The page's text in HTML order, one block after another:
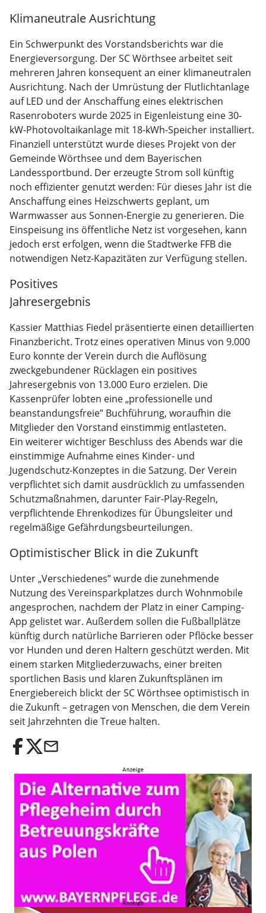
Klimaneutrale Ausrichtung
Ein Schwerpunkt des Vorstandsberichts war die
Energieversorgung. Der SC Wörthsee arbeitet seit
mehreren Jahren konsequent an einer klimaneutralen
Ausrichtung. Nach der Umrüstung der Flutlichtanlage
auf LED und der Anschaffung eines elektrischen
Rasenroboters wurde 2025 in Eigenleistung eine 30-
kW-Photovoltaikanlage mit 18-kWh-Speicher installiert.
Finanziell unterstützt wurde dieses Projekt von der
Gemeinde Wörthsee und dem Bayerischen
Landessportbund. Der erzeugte Strom soll künftig
noch effizienter genutzt werden: Für dieses Jahr ist die
Anschaffung eines Heizschwerts geplant, um
Warmwasser aus Sonnen-Energie zu generieren. Die
Einspeisung ins öffentliche Netz ist vorgesehen, kann
jedoch erst erfolgen, wenn die Stadtwerke FFB die
notwendigen Netz-Kapazitäten zur Verfügung stellen.
Positives
Jahresergebnis
Kassier Matthias Fiedel präsentierte einen detaillierten
Finanzbericht. Trotz eines operativen Minus von 9.000
Euro konnte der Verein durch die Auflösung
zweckgebundener Rücklagen ein positives
Jahresergebnis von 13.000 Euro erzielen. Die
Kassenprüfer lobten eine „professionelle und
beanstandungsfreie” Buchführung, woraufhin die
Mitglieder den Vorstand einstimmig entlasteten.
Ein weiterer wichtiger Beschluss des Abends war die
einstimmige Aufnahme eines Kinder- und
Jugendschutz-Konzeptes in die Satzung. Der Verein
verpflichtet sich damit ausdrücklich zu umfassenden
Schutzmaßnahmen, darunter Fair-Play-Regeln,
verpflichtende Ehrenkodizes für Übungsleiter und
regelmäßige Gefährdungsbeurteilungen.
Optimistischer Blick in die Zukunft
Unter „Verschiedenes” wurde die zunehmende
Nutzung des Vereinsparkplatzes durch Wohnmobile
angesprochen, nachdem der Platz in einer Camping-
App gelistet war. Außerdem sollen die Fußballplätze
künftig durch natürliche Barrieren oder Pflöcke besser
vor Hunden und deren Haltern geschützt werden. Mit
einem starken Mitgliederzuwachs, einer breiten
sportlichen Basis und klaren Zukunftsplänen im
Energiebereich blickt der SC Wörthsee optimistisch in
die Zukunft – getragen von Menschen, die dem Verein
seit Jahrzehnten die Treue halten.
email